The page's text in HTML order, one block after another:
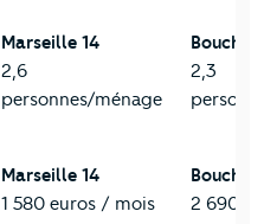
Marseille 14
2,6
personnes/ménage
2,3
Marseille 14
1 580 euros / mois
2 690